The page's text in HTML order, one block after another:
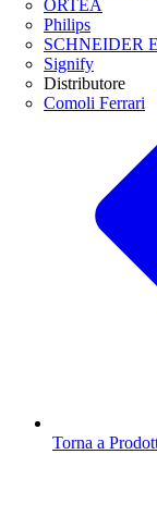
ORTEA
Philips
SCHNEIDER
Signify
Distributore
Comoli Ferrari
Torna a